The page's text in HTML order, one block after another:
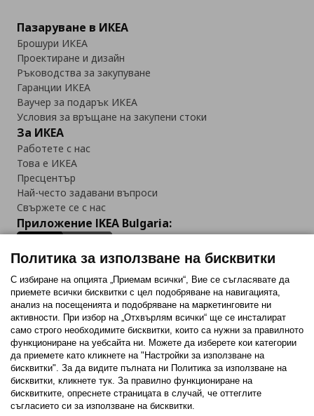
Пазаруване в ИКЕА
Брошури ИКЕА
Проектиране и дизайн
Ръководства за закупуване
Гаранции ИКЕА
Ваучер за подарък ИКЕА
Условия за връщане на закупени стоки
За ИКЕА
Работете с нас
Това е ИКЕА
Пресцентър
Най-често задавани въпроси
Свържете се с нас
Приложение IKEA Bulgaria:
Последвайте ни:
FacebookTwitterYoutubePinterestInstagram
Политика за използване на бисквитки (Cookies)
Политика за използване на бисквитки
С избиране на опцията „Приемам всички“, Вие се съгласявате да
приемете всички бисквитки с цел подобряване на навигацията,
анализ на посещенията и подобряване на маркетинговите ни
активности. При избор на „Отхвърлям всички“ ще се инсталират
само строго необходимитe бисквитки, които са нужни за правилното
функциониране на уебсайта ни. Можете да изберете кои категории
да приемете като кликнете на "Настройки за използване на
бисквитки". За да видите пълната ни Политика за използване на
бисквитки, кликнете тук. За правилно функциониране на
бисквитките, опреснете страницата в случай, че оттеглите
съгласието си за използване на бисквитки.